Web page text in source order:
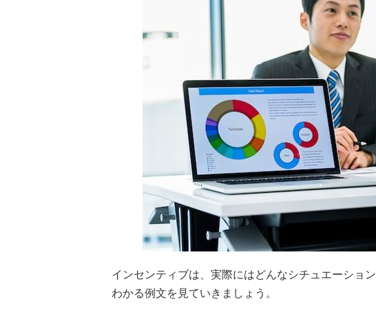
インセンティブは、実際にはどんなシチュエーショ
わかる例文を見ていきましょう。